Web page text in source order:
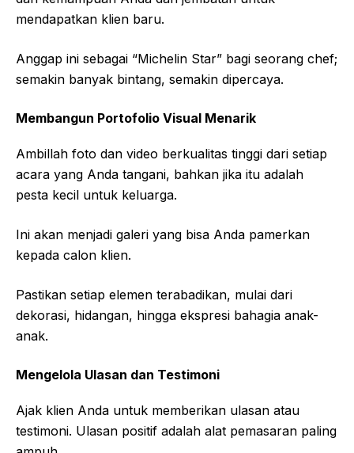
mendapatkan klien baru.
Anggap ini sebagai “Michelin Star” bagi seorang chef;
semakin banyak bintang, semakin dipercaya.
Membangun Portofolio Visual Menarik
Ambillah foto dan video berkualitas tinggi dari setiap
acara yang Anda tangani, bahkan jika itu adalah
pesta kecil untuk keluarga.
Ini akan menjadi galeri yang bisa Anda pamerkan
kepada calon klien.
Pastikan setiap elemen terabadikan, mulai dari
dekorasi, hidangan, hingga ekspresi bahagia anak-
anak.
Mengelola Ulasan dan Testimoni
Ajak klien Anda untuk memberikan ulasan atau
testimoni. Ulasan positif adalah alat pemasaran paling